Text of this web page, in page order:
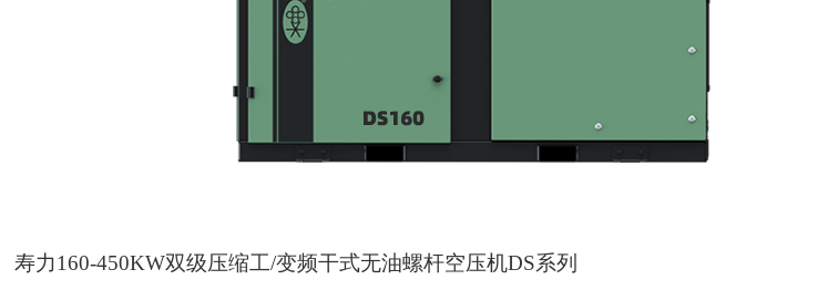
寿力160-450KW双级压缩工/变频干式无油螺杆空压机DS系列